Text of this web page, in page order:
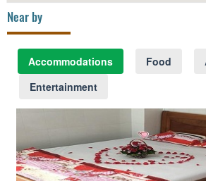
Near by
Accommodations Food
Entertainment